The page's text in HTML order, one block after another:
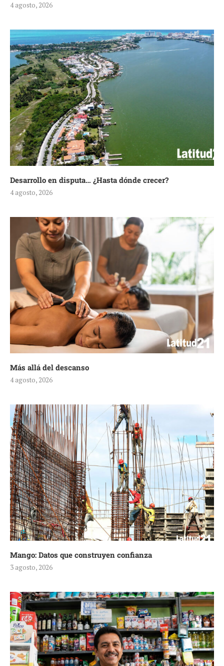
4 agosto, 2026
Desarrollo en disputa… ¿Hasta dónde crecer?
4 agosto, 2026
Más allá del descanso
4 agosto, 2026
Mango: Datos que construyen confianza
3 agosto, 2026